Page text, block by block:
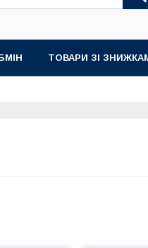
ТОВАРИ ЗІ